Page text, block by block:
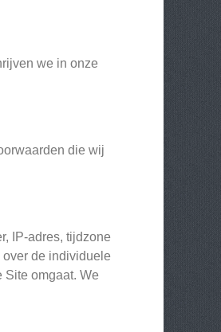
we in onze
die wij
IP-adres, tijdzone
de individuele
Site omgaat. We